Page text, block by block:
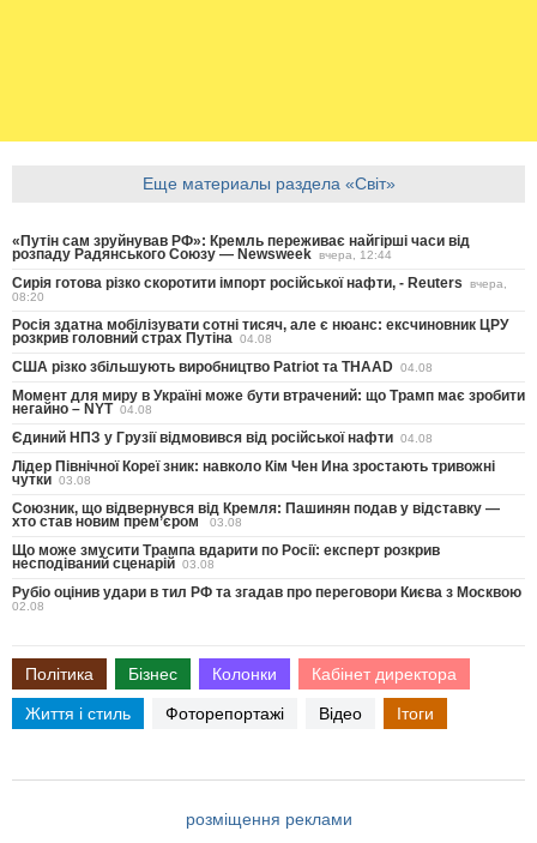
Еще материалы раздела «Світ»
«Путін сам зруйнував РФ»: Кремль переживає найгірші часи від
розпаду Радянського Союзу — Newsweek вчера, 12:44
Сирія готова різко скоротити імпорт російської нафти, - Reuters
вчера,
08:20
Росія здатна мобілізувати сотні тисяч, але є нюанс: ексчиновник ЦРУ
розкрив головний страх Путіна 04.08
США різко збільшують виробництво Patriot та THAAD 04.08
Момент для миру в Україні може бути втрачений: що Трамп має зробити
негайно – NYT 04.08
Єдиний НПЗ у Грузії відмовився від російської нафти 04.08
Лідер Північної Кореї зник: навколо Кім Чен Ина зростають тривожні
чутки 03.08
Союзник, що відвернувся від Кремля: Пашинян подав у відставку —
хто став новим прем’єром 03.08
Що може змусити Трампа вдарити по Росії: експерт розкрив
несподіваний сценарій 03.08
Рубіо оцінив удари в тил РФ та згадав про переговори Києва з Москвою
02.08
Політика Бізнес Колонки Кабінет директора
Життя і стиль Фоторепортажі Відео Ітоги
розміщення реклами